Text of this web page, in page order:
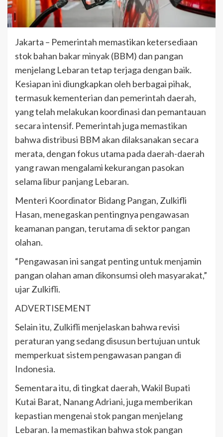
Jakarta – Pemerintah memastikan ketersediaan
stok bahan bakar minyak (BBM) dan pangan
menjelang Lebaran tetap terjaga dengan baik.
Kesiapan ini diungkapkan oleh berbagai pihak,
termasuk kementerian dan pemerintah daerah,
yang telah melakukan koordinasi dan pemantauan
secara intensif. Pemerintah juga memastikan
bahwa distribusi BBM akan dilaksanakan secara
merata, dengan fokus utama pada daerah-daerah
yang rawan mengalami kekurangan pasokan
selama libur panjang Lebaran.
Menteri Koordinator Bidang Pangan, Zulkifli
Hasan, menegaskan pentingnya pengawasan
keamanan pangan, terutama di sektor pangan
olahan.
“Pengawasan ini sangat penting untuk menjamin
pangan olahan aman dikonsumsi oleh masyarakat,”
ujar Zulkifli.
ADVERTISEMENT
Selain itu, Zulkifli menjelaskan bahwa revisi
peraturan yang sedang disusun bertujuan untuk
memperkuat sistem pengawasan pangan di
Indonesia.
Sementara itu, di tingkat daerah, Wakil Bupati
Kutai Barat, Nanang Adriani, juga memberikan
kepastian mengenai stok pangan menjelang
Lebaran. Ia memastikan bahwa stok pangan